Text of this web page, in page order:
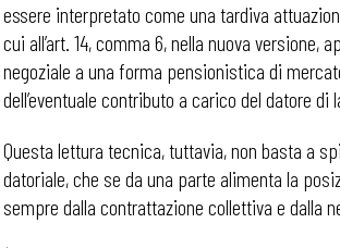
Bollettini
Articoli
essere interpretato come una tardiva
cui all’art. 14, comma 6, nella nuova
negoziale a una forma pensionistica di
dell’eventuale contributo a carico del datore di
Questa lettura tecnica, tuttavia, non basta a
datoriale, che se da una parte alimenta la
sempre dalla contrattazione collettiva e dalla